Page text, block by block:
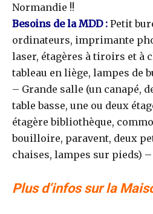
Normandie !!
Besoins de la MDD : Petit
ordinateurs, imprimante
laser, étagères à tiroirs et à
tableau en liège, lampes de
– Grande salle (un canapé,
table basse, une ou deux
étagère bibliothèque,
bouilloire, paravent, deux
chaises, lampes sur pieds) –
Plus d’infos sur la